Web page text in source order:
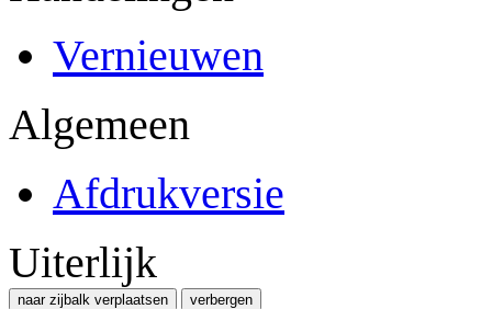
Vernieuwen
Algemeen
Afdrukversie
Uiterlijk
naar zijbalk verplaatsen verbergen